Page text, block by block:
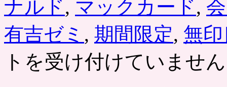
ナルド, マックカード,
有吉ゼミ , 期間限定, 無
トを受け付けていません